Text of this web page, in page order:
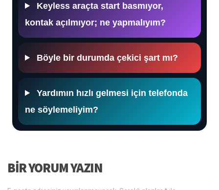
Keyless araçta start basmıyor,
kontak açılmıyor; ne yapmalıyım?
Böyle bir durumda çekici şart mı?
Yardımın hızlı gelmesi için telefonda
ne söylemeliyim?
BIR YORUM YAZIN